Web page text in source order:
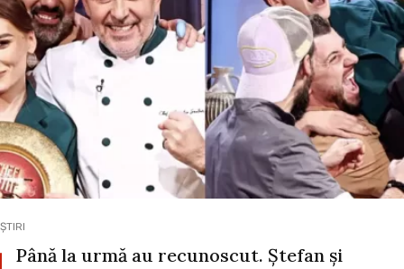
ȘTIRI
Până la urmă au recunoscut. Ștefan și